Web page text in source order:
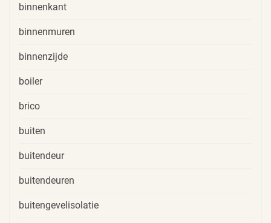
binnenkant
binnenmuren
binnenzijde
boiler
brico
buiten
buitendeur
buitendeuren
buitengevelisolatie